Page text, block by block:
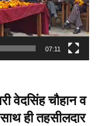
07:11
वेदसिंह चौहान व
ही तहसीलदार